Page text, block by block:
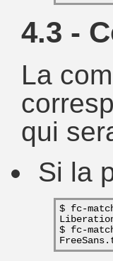
4.3 -
La
qui
Si la
$ fc-
$ fc-